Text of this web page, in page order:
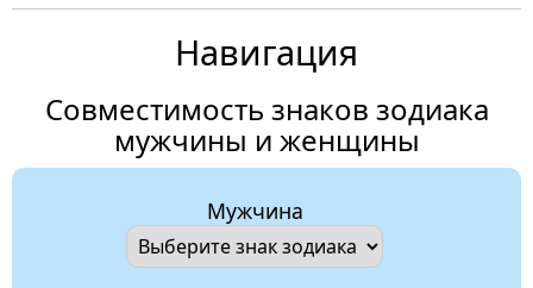
Навигация
Совместимость знаков зодиака
мужчины и женщины
Мужчина